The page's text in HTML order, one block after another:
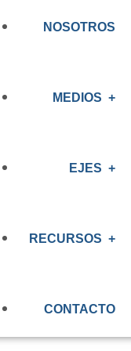
NOSOTROS
MEDIOS
PRENSA
EJES
OBSERVATORIO
RECURSOS
EVALUACIÓN RENAL
CONTACTO